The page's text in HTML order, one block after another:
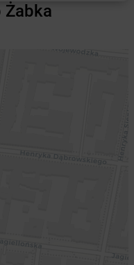
Żabka